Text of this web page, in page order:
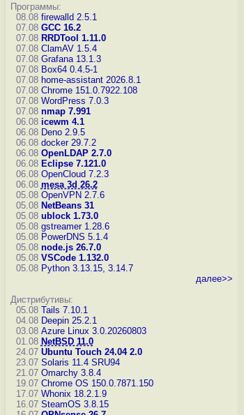
Программы:
08.08 firewalld 2.5.1
07.08 GCC 16.2
07.08 RRDTool 1.11.0
07.08 ClamAV 1.5.4
07.08 Grafana 13.1.3
07.08 Box64 0.4.5-1
07.08 home-assistant 2026.8.1
07.08 Chrome 151.0.7922.108
07.08 WordPress 7.0.3
07.08 nmap 7.991
06.08 icewm 4.1
06.08 Deno 2.9.5
06.08 docker 29.7.2
06.08 OpenLDAP 2.7.0
06.08 Eclipse 7.121.0
06.08 OpenCloud 7.2.3
06.08 mesa 3d 26.2
05.08 OpenVPN 2.7.6
05.08 NetBeans 31
05.08 ublock 1.73.0
05.08 gstreamer 1.28.6
05.08 PowerDNS 5.1.4
05.08 node.js 26.7.0
05.08 VSCode 1.132.0
05.08 Python 3.13.15, 3.14.7
далее>>
Дистрибутивы:
05.08 Tails 7.10.1
04.08 Deepin 25.2.1
03.08 Azure Linux 3.0.20260803
01.08 NetBSD 11.0
24.07 Ubuntu Touch 24.04 2.0
23.07 Solaris 11.4 SRU94
21.07 Omarchy 3.8.4
19.07 Chrome OS 150.0.7871.150
17.07 Whonix 18.2.1.9
16.07 SteamOS 3.8.15